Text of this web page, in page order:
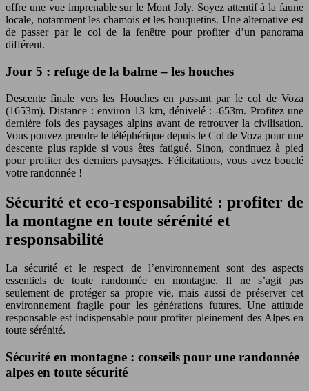
offre une vue imprenable sur le Mont Joly. Soyez attentif à la faune
locale, notamment les chamois et les bouquetins. Une alternative est
de passer par le col de la fenêtre pour profiter d’un panorama
différent.
Jour 5 : refuge de la balme – les houches
Descente finale vers les Houches en passant par le col de Voza
(1653m). Distance : environ 13 km, dénivelé : -653m. Profitez une
dernière fois des paysages alpins avant de retrouver la civilisation.
Vous pouvez prendre le téléphérique depuis le Col de Voza pour une
descente plus rapide si vous êtes fatigué. Sinon, continuez à pied
pour profiter des derniers paysages. Félicitations, vous avez bouclé
votre randonnée !
Sécurité et eco-responsabilité : profiter de
la montagne en toute sérénité et
responsabilité
La sécurité et le respect de l’environnement sont des aspects
essentiels de toute randonnée en montagne. Il ne s’agit pas
seulement de protéger sa propre vie, mais aussi de préserver cet
environnement fragile pour les générations futures. Une attitude
responsable est indispensable pour profiter pleinement des Alpes en
toute sérénité.
Sécurité en montagne : conseils pour une randonnée
alpes en toute sécurité